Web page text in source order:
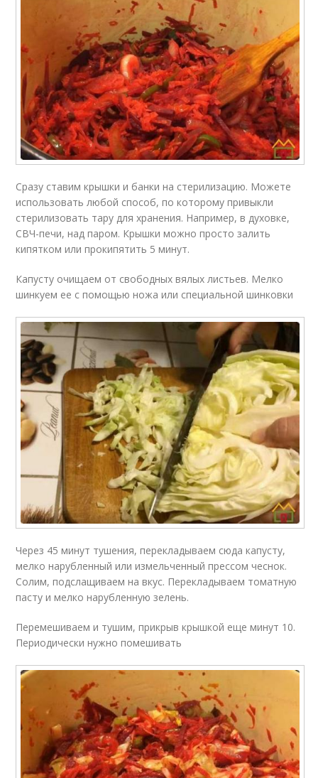
Сразу ставим крышки и банки на стерилизацию. Можете
использовать любой способ, по которому привыкли
стерилизовать тару для хранения. Например, в духовке,
СВЧ-печи, над паром. Крышки можно просто залить
кипятком или прокипятить 5 минут.
Капусту очищаем от свободных вялых листьев. Мелко
шинкуем ее с помощью ножа или специальной шинковки
Через 45 минут тушения, перекладываем сюда капусту,
мелко нарубленный или измельченный прессом чеснок.
Солим, подслащиваем на вкус. Перекладываем томатную
пасту и мелко нарубленную зелень.
Перемешиваем и тушим, прикрыв крышкой еще минут 10.
Периодически нужно помешивать